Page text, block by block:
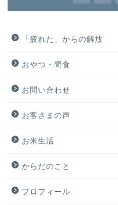
「疲れた」からの解放
おやつ・間食
お問い合わせ
お客さまの声
お米生活
からだのこと
プロフィール